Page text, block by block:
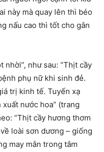
này mà quay lên thì béo
nấu cao thì tốt cho gân
nhời”, như sau: “Thịt cầy
phụ nữ khi sinh đẻ.
trị kinh tế. Tuyến xạ
nước hoa” (trang
“Thịt cầy hương thơm
loài sơn dương – giống
may mắn trong tâm